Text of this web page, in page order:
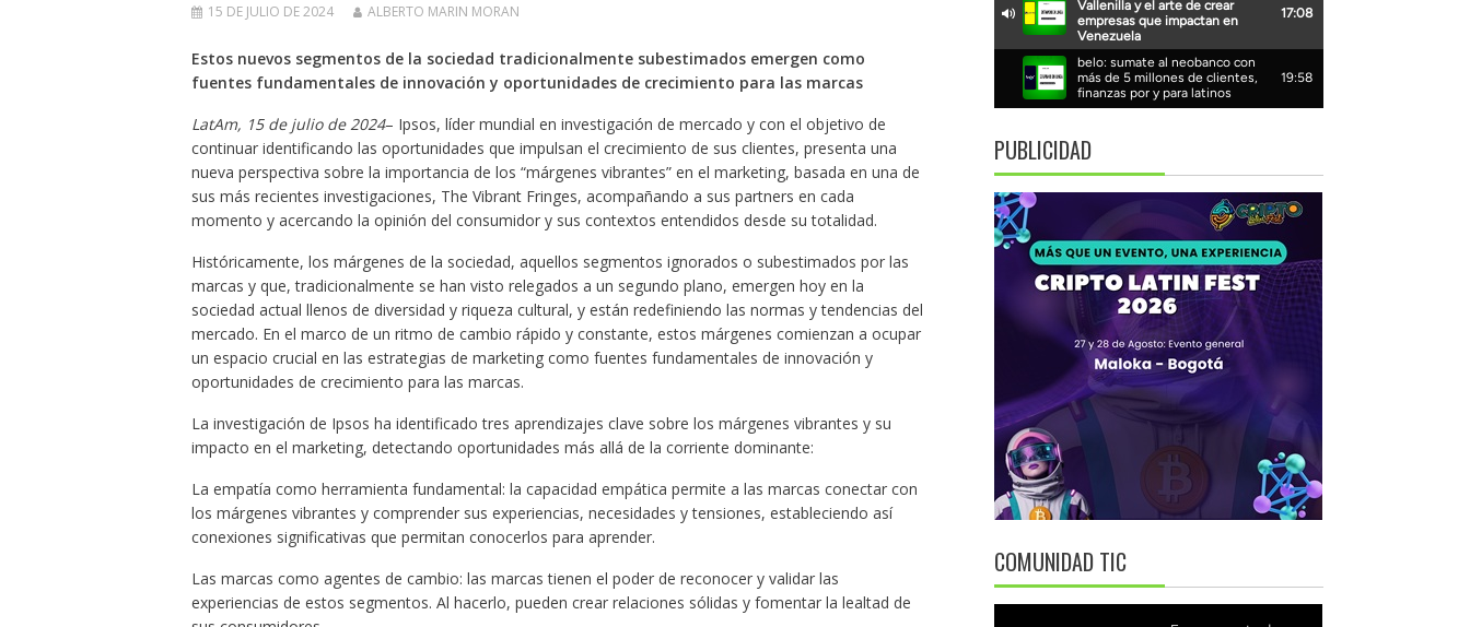
15 DE JULIO DE 2024 ALBERTO MARIN MORAN
Estos nuevos segmentos de la sociedad tradicionalmente subestimados emergen como
fuentes fundamentales de innovación y oportunidades de crecimiento para las marcas
LatAm, 15 de julio de 2024– Ipsos, líder mundial en investigación de mercado y con el objetivo de
continuar identificando las oportunidades que impulsan el crecimiento de sus clientes, presenta una
nueva perspectiva sobre la importancia de los “márgenes vibrantes” en el marketing, basada en una de
sus más recientes investigaciones, The Vibrant Fringes, acompañando a sus partners en cada
momento y acercando la opinión del consumidor y sus contextos entendidos desde su totalidad.
Históricamente, los márgenes de la sociedad, aquellos segmentos ignorados o subestimados por las
marcas y que, tradicionalmente se han visto relegados a un segundo plano, emergen hoy en la
sociedad actual llenos de diversidad y riqueza cultural, y están redefiniendo las normas y tendencias del
mercado. En el marco de un ritmo de cambio rápido y constante, estos márgenes comienzan a ocupar
un espacio crucial en las estrategias de marketing como fuentes fundamentales de innovación y
oportunidades de crecimiento para las marcas.
La investigación de Ipsos ha identificado tres aprendizajes clave sobre los márgenes vibrantes y su
impacto en el marketing, detectando oportunidades más allá de la corriente dominante:
La empatía como herramienta fundamental: la capacidad empática permite a las marcas conectar con
los márgenes vibrantes y comprender sus experiencias, necesidades y tensiones, estableciendo así
conexiones significativas que permitan conocerlos para aprender.
Las marcas como agentes de cambio: las marcas tienen el poder de reconocer y validar las
experiencias de estos segmentos. Al hacerlo, pueden crear relaciones sólidas y fomentar la lealtad de
PUBLICIDAD
COMUNIDAD TIC